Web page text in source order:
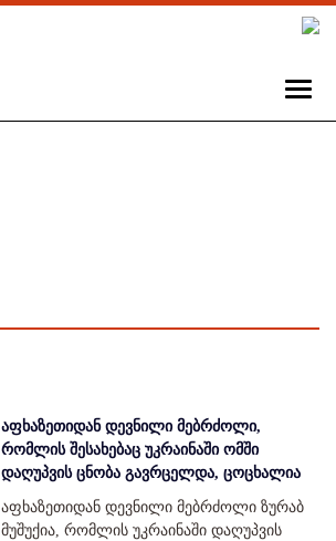
აფხაზეთიდან დევნილი მებრძოლი,
რომლის შესახებაც უკრაინაში ომში
დაღუპვის ცნობა გავრცელდა, ცოცხალია
აფხაზეთიდან დევნილი მებრძოლი ზურაბ
მუშუქია, რომლის უკრაინაში დაღუპვის